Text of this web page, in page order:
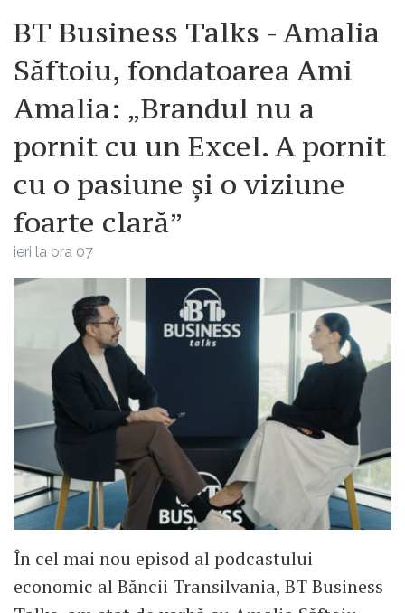
BT Business Talks - Amalia
Săftoiu, fondatoarea Ami
Amalia: „Brandul nu a
pornit cu un Excel. A pornit
cu o pasiune și o viziune
foarte clară”
ieri la ora 07
În cel mai nou episod al podcastului
economic al Băncii Transilvania, BT Business